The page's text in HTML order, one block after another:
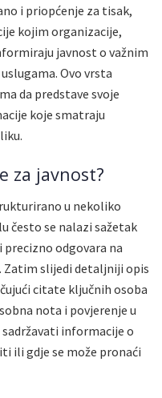
i priopćenje za tisak,
kojim organizacije,
javnost o važnim
Ovo vrsta
da predstave svoje
koje smatraju
za javnost?
u nekoliko
često se nalazi sažetak
odgovara na
Zatim slijedi detaljniji opis
citate ključnih osoba
nota i povjerenje u
informacije o
ili gdje se može pronaći